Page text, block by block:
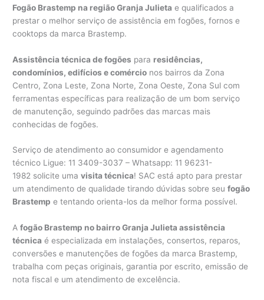
Fogão Brastemp na região Granja Julieta e qualificados a
prestar o melhor serviço de assistência em fogões, fornos e
cooktops da marca Brastemp.
Assistência técnica de fogões para residências,
condomínios, edifícios e comércio nos bairros da Zona
Centro, Zona Leste, Zona Norte, Zona Oeste, Zona Sul com
ferramentas específicas para realização de um bom serviço
de manutenção, seguindo padrões das marcas mais
conhecidas de fogões.
Serviço de atendimento ao consumidor e agendamento
técnico Ligue: 11 3409-3037 – Whatsapp: 11 96231-
1982 solicite umavisita técnica! SAC está apto para prestar
um atendimento de qualidade tirando dúvidas sobre seufogão
Brastemp e tentando orienta-los da melhor forma possível.
Afogão Brastemp no bairro Granja Julieta assistência
técnica é especializada em instalações, consertos, reparos,
conversões e manutenções de fogões da marca Brastemp,
trabalha com peças originais, garantia por escrito, emissão de
nota fiscal e um atendimento de excelência.